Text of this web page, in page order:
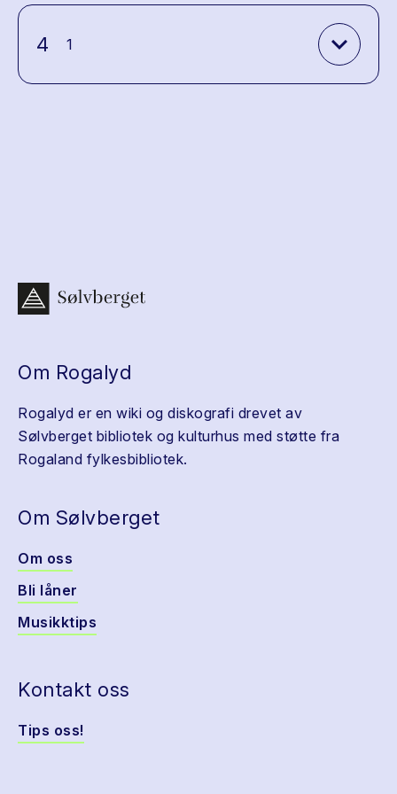
4 1 expand_more
Om Rogalyd
Rogalyd er en wiki og diskografi drevet av
Sølvberget bibliotek og kulturhus med støtte fra
Rogaland fylkesbibliotek.
Om Sølvberget
Om oss
Bli låner
Musikktips
Kontakt oss
Tips oss!